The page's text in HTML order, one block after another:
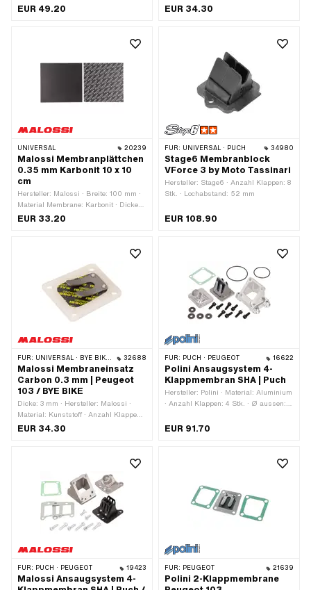
Membranplättchen: 0.3 mm ·
EUR 49.20
Membranplättchen: 0.4 mm ·
EUR 34.30
UNIVERSAL 20239
Malossi Membranplättchen
0.35 mm Karbonit 10 x 10
cm
Hersteller: Malossi · Breite: 100 mm ·
Material Membrane: Karbonit · Dicke
Membranplättchen: 0.35 mm ·
EUR 33.20
FÜR: UNIVERSAL · PUCH 34980
Stage6 Membranblock
VForce 3 by Moto Tassinari
Hersteller: Stage6 · Anzahl Klappen: 8
Stk. · Lochabstand: 52 mm
EUR 108.90
FÜR: UNIVERSAL · BYE BIKE · PEUGEOT 32688
Malossi Membraneinsatz
Carbon 0.3 mm | Peugeot
103 / BYE BIKE
Dicke: 3 mm · Hersteller: Malossi ·
Material: Kunststoff · Anzahl Klappen:
1 Stk. · Breite: 43 mm · Breite: 47 mm ·
mm · Ø Befestigungsloch: 5.4 mm ·
Anzahl Befestigungspunkte: 4 Stk. ·
Lochbild [mm]: 32 / 36 x 39 · Getarnt:
Nein · Anwendungsbereich: Tuning
EUR 34.30
FÜR: PUCH · PEUGEOT 16622
Polini Ansaugsystem 4-
Klappmembran SHA | Puch
Hersteller: Polini · Material: Aluminium
· Anzahl Klappen: 4 Stk. · Ø aussen:
Befestigungsart: Schrauben ·
EUR 91.70
FÜR: PUCH · PEUGEOT 19423
Malossi Ansaugsystem 4-
FÜR: PEUGEOT 21639
Polini 2-Klappmembrane